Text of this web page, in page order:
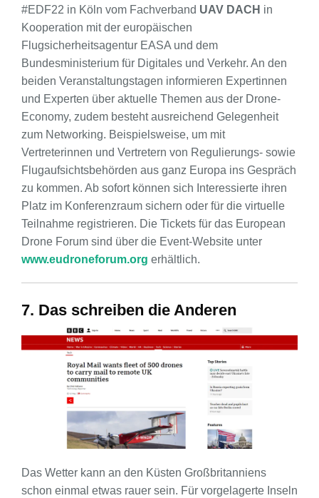
#EDF22 in Köln vom Fachverband UAV DACH in
Kooperation mit der europäischen
Flugsicherheitsagentur EASA und dem
Bundesministerium für Digitales und Verkehr. An den
beiden Veranstaltungstagen informieren Expertinnen
und Experten über aktuelle Themen aus der Drone-
Economy, zudem besteht ausreichend Gelegenheit
zum Networking. Beispielsweise, um mit
Vertreterinnen und Vertretern von Regulierungs- sowie
Flugaufsichtsbehörden aus ganz Europa ins Gespräch
zu kommen. Ab sofort können sich Interessierte ihren
Platz im Konferenzraum sichern oder für die virtuelle
Teilnahme registrieren. Die Tickets für das European
Drone Forum sind über die Event-Website unter
www.eudroneforum.org erhältlich.
7. Das schreiben die Anderen
Das Wetter kann an den Küsten Großbritanniens
schon einmal etwas rauer sein. Für vorgelagerte Inseln